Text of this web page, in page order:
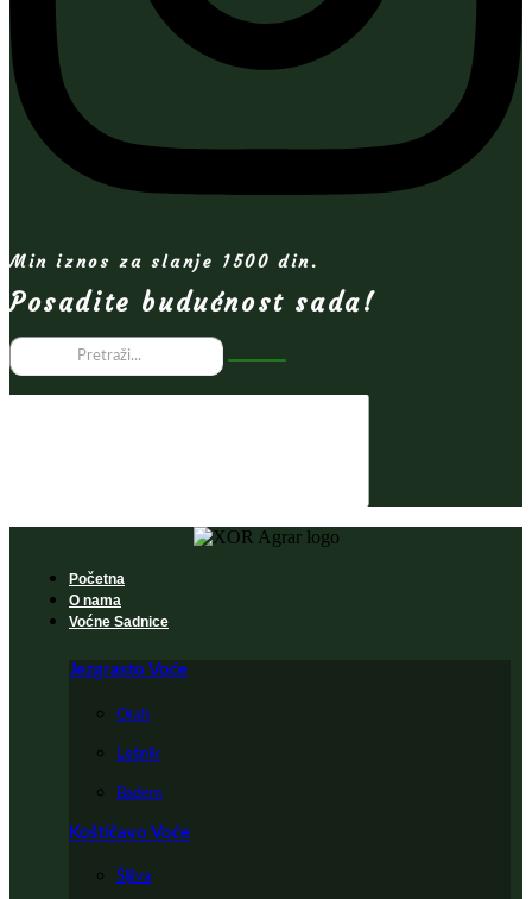
Min iznos za slanje 1500 din.
Posadite budućnost sada!
Početna
O nama
Voćne Sadnice
Jezgrasto Voće
Orah
Lešnik
Badem
Koštičavo Voće
Šljiva